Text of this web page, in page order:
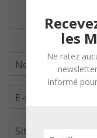
les
Ne ratez
informé